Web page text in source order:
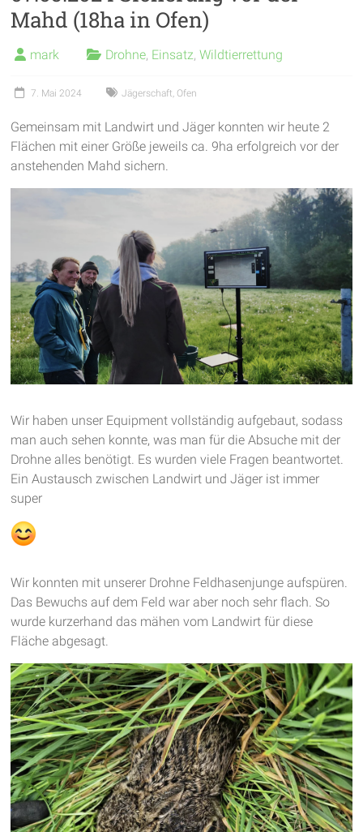
garantieren
Luft
viel
Mahd (18ha in Ofen)
mark Drohne, Einsatz,Wildtierrettung
7. Mai 2024 Jägerschaft, Ofen
Gemeinsam mit Landwirt und Jäger konnten wir heute 2
Flächen mit einer Größe jeweils ca. 9ha erfolgreich vor der
anstehenden Mahd sichern.
Wir haben unser Equipment vollständig aufgebaut, sodass
man auch sehen konnte, was man für die Absuche mit der
Drohne alles benötigt. Es wurden viele Fragen beantwortet.
Ein Austausch zwischen Landwirt und Jäger ist immer
super
Wir konnten mit unserer Drohne Feldhasenjunge aufspüren.
Das Bewuchs auf dem Feld war aber noch sehr flach. So
wurde kurzerhand das mähen vom Landwirt für diese
Fläche abgesagt.